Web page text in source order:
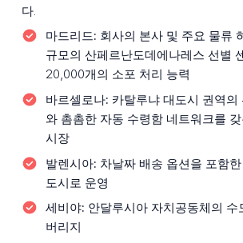
다.
마드리드: 회사의 본사 및 주요 물류
규모의 산페르난도데에나레스 선별
20,000개의 소포 처리 능력
바르셀로나: 카탈루냐 대도시 권역의
와 촘촘한 자동 수령함 네트워크를
시장
발렌시아: 차날짜 배송 옵션을 포함
도시로 운영
세비야: 안달루시아 자치공동체의 수
버리지